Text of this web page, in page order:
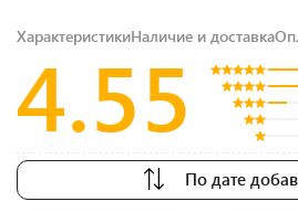
ХарактеристикиНаличие и доставка
4.55
По дате